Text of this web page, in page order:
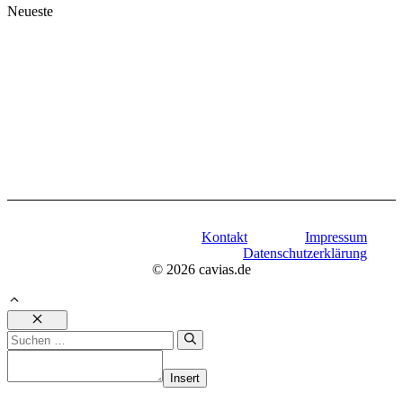
Neueste
© 2026 cavias.de
Kontakt
Impressum
Datenschutzerklärung
Schließen
Suchen
nach:
Insert